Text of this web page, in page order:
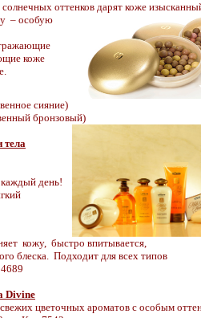
оттенков дарят коже
– особую
коже
сияние)
бронзовый)
тела
день!
кожу, быстро впитывается,
блеска. Подходит для всех типов
4689
Divine
цветочных ароматов с особым